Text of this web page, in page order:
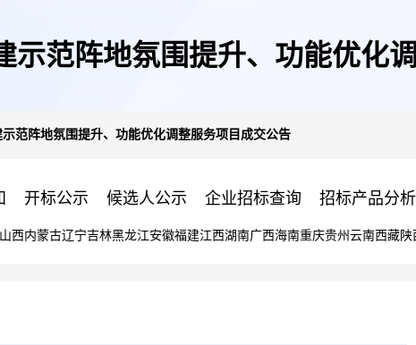
示范阵地氛围提升、功能优化
范阵地氛围提升、功能优化调整服务项目成交公告
开标公示 候选人公示 企业招标查询 招标产品分析
山西内蒙古辽宁吉林黑龙江安徽福建江西湖南广西海南重庆贵州 云南西藏陕